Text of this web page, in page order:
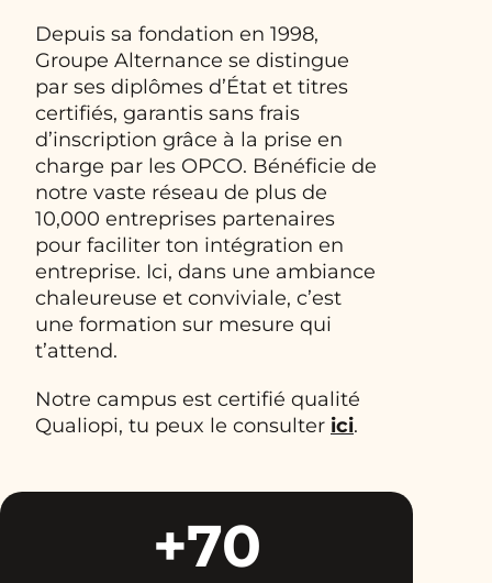
Depuis sa fondation en 1998,
Groupe Alternance se distingue
par ses diplômes d’État et titres
certifiés, garantis sans frais
d’inscription grâce à la prise en
charge par les OPCO. Bénéficie de
notre vaste réseau de plus de
10,000 entreprises partenaires
pour faciliter ton intégration en
entreprise. Ici, dans une ambiance
chaleureuse et conviviale, c’est
une formation sur mesure qui
t’attend.
Notre campus est certifié qualité
Qualiopi, tu peux le consulter ici.
+70